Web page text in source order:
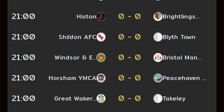
21:00 Histon 0 - 0 Brightlings…
21:00 Shildon AFC 0 - 0 Blyth Town
21:00 Windsor & E… 0 - 0 Bristol Man…
21:00 Horsham YMCA 0 - 0 Peacehaven …
21:00 Great Waker… 0 - 0 Takeley